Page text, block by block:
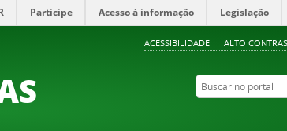
ACESSIBILIDADE ALTO
Participe Acesso à informação Legislação
Buscar no portal